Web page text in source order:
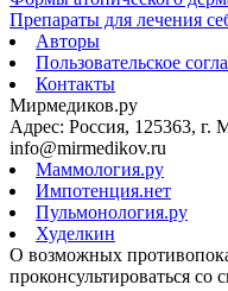
Препараты для лечения
Авторы
Пользовательское
Контакты
Мирмедиков.ру
Адрес: Россия, 125363, г.
info@mirmedikov.ru
Маммология.ру
Импотенция.нет
Пульмонология.ру
Худелкин
О возможных
проконсультироваться со